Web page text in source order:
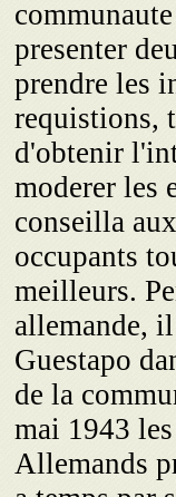
presenter
prendre les
requistions,
d'obtenir
moderer les
conseilla
occupants
meilleurs.
allemande,
Guestapo
de la
mai 1943
Allemands